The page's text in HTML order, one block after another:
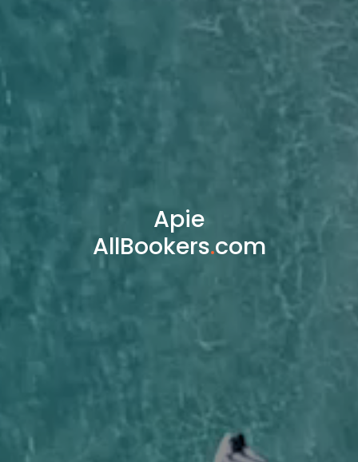
Apie
AllBookers.com